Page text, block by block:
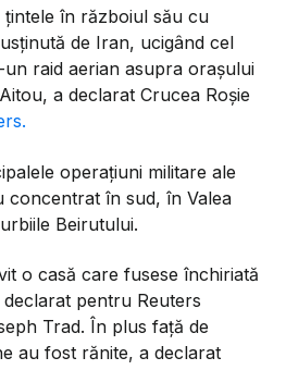
în războiul său cu
de Iran, ucigând cel
raid aerian asupra orașului
a declarat Crucea Roșie
operațiuni militare ale
concentrat în sud, în Valea
Beirutului.
o casă care fusese închiriată
pentru Reuters
Trad. În plus față de
au fost rănite, a declarat